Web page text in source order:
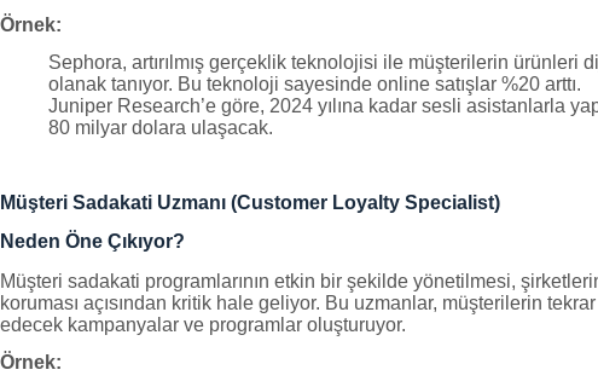
Örnek:
Sephora, artırılmış gerçeklik teknolojisi ile müşterilerin ürünleri
olanak tanıyor. Bu teknoloji sayesinde online satışlar %20 arttı.
Juniper Research’e göre, 2024 yılına kadar sesli asistanlarla
80 milyar dolara ulaşacak.
Müşteri Sadakati Uzmanı (Customer Loyalty Specialist)
Neden Öne Çıkıyor?
Müşteri sadakati programlarının etkin bir şekilde yönetilmesi,
koruması açısından kritik hale geliyor. Bu uzmanlar, müşterilerin
edecek kampanyalar ve programlar oluşturuyor.
Örnek: